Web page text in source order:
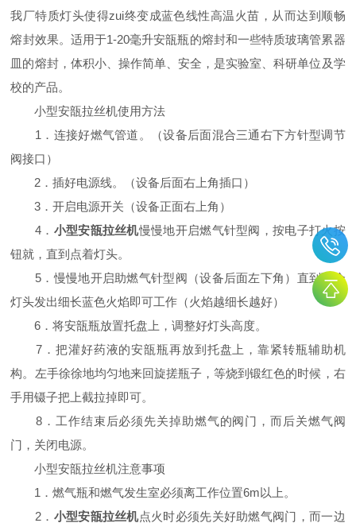
我厂特质灯头使得zui终变成蓝色线性高温火苗，从而达到顺畅
熔封效果。适用于1-20毫升安瓿瓶的熔封和一些特质玻璃管累器
皿的熔封，体积小、操作简单、安全，是实验室、科研单位及学
校的产品。
小型安瓿拉丝机使用方法
1．连接好燃气管道。（设备后面混合三通右下方针型调节
阀接口）
2．插好电源线。（设备后面右上角插口）
3．开启电源开关（设备正面右上角）
4． 小型安瓿拉丝机慢慢地开启燃气针型阀，按电子打火按
钮就，直到点着灯头。
5．慢慢地开启助燃气针型阀（设备后面左下角）直到两个
灯头发出细长蓝色火焰即可工作（火焰越细长越好）
6．将安瓿瓶放置托盘上，调整好灯头高度。
7．把灌好药液的安瓿瓶再放到托盘上，靠紧转瓶辅助机
构。左手徐徐地均匀地来回旋搓瓶子，等烧到锻红色的时候，右
手用镊子把上截拉掉即可。
8．工作结束后必须先关掉助燃气的阀门，而后关燃气阀
门，关闭电源。
小型安瓿拉丝机注意事项
1．燃气瓶和燃气发生室必须离工作位置6m以上。
2． 小型安瓿拉丝机点火时必须先关好助燃气阀门，而一边